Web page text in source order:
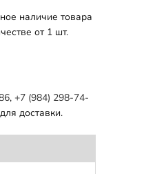
наличие товара
от 1 шт.
, +7 (984) 298-74-
доставки.